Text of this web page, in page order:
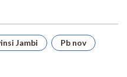
Jambi Pb nov